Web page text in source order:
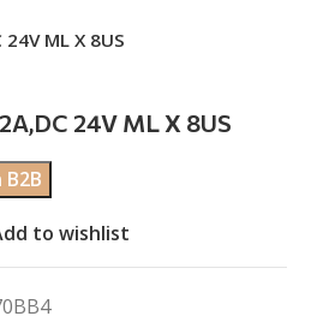
ML X 8US
24V ML X 8US
to wishlist